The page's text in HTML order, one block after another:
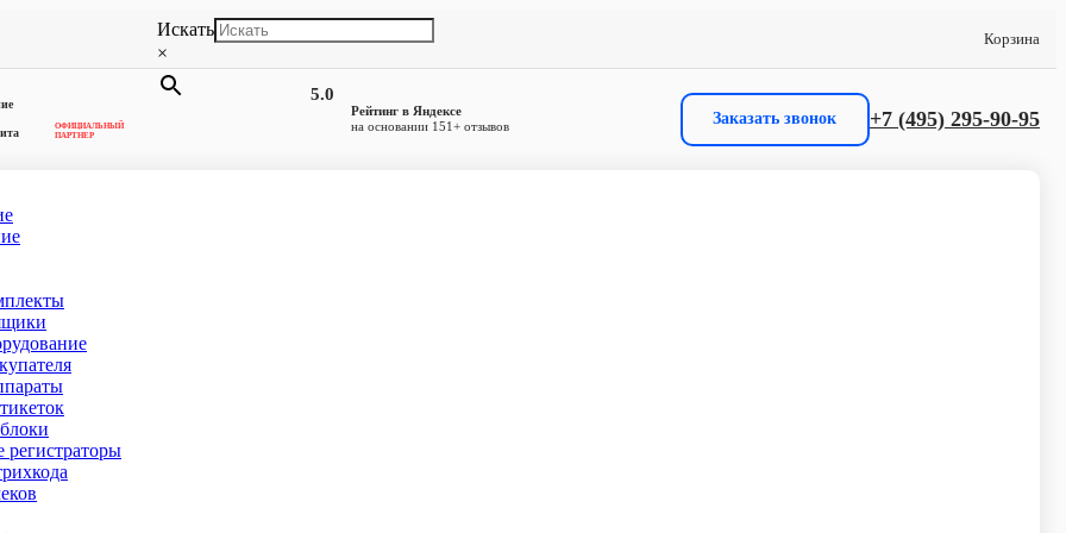
Искать
×
Корзина
ОФИЦИАЛЬНЫЙ
ПАРТНЕР
5.0
Рейтинг в Яндексе
на основании 151+ отзывов
Заказать звонок +7 (495) 295-90-95
Петербурге